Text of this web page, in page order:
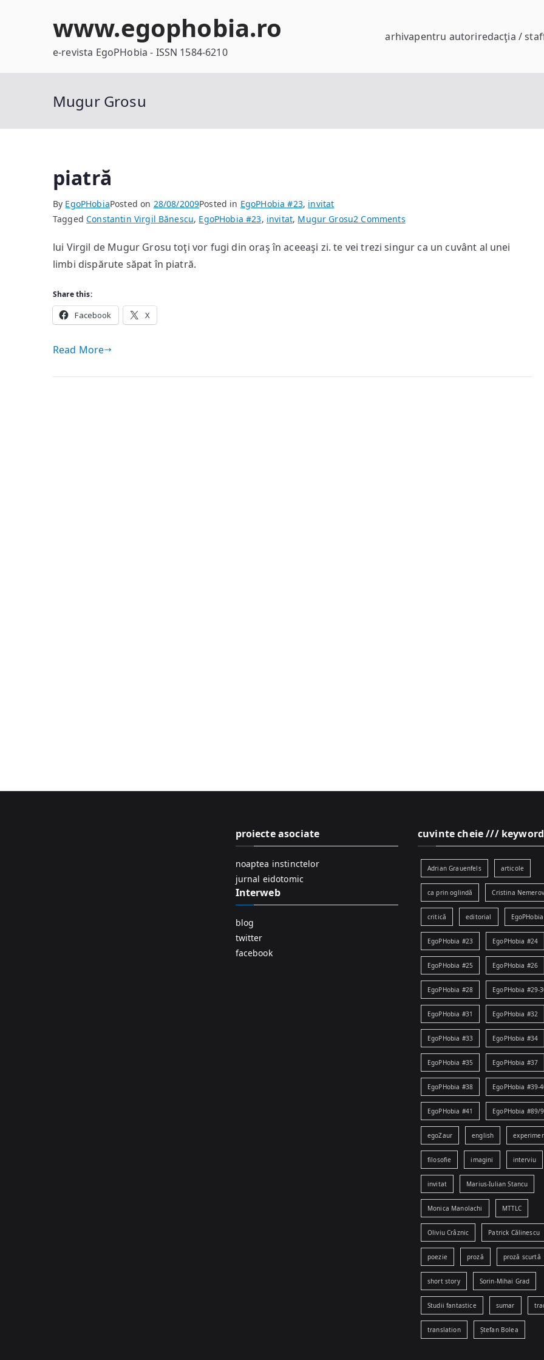
www.egophobia.ro
e-revista EgoPHobia - ISSN 1584-6210
arhivapentru autoriredacţia /
Mugur Grosu
piatră
By EgoPHobiaPosted on 28/08/2009Posted in EgoPHobia #23, invitat
TaggedConstantin Virgil Bănescu, EgoPHobia #23, invitat, Mugur Grosu2 Commentson
lui Virgil de Mugur Grosu toţi vor fugi din oraş în aceeaşi zi. te vei trezi singur ca un cuvânt al unei
limbi dispărute săpat în piatră.
Share this:
Facebook X
Read More
proiecte asociate
noaptea instinctelor
jurnal eidotomic
Interweb
blog
twitter
facebook
cuvinte cheie ///
Adrian Grauenfels articole
ca prin oglindă Cristina
critică editorial
EgoPHobia #23 EgoPHobia #24
EgoPHobia #25 EgoPHobia #26
EgoPHobia #28 EgoPHobia #29-
EgoPHobia #31 EgoPHobia #32
EgoPHobia #33 EgoPHobia #34
EgoPHobia #35 EgoPHobia #37
EgoPHobia #38 EgoPHobia #39-
EgoPHobia #41 EgoPHobia #89/
egoZaur english
filosofie imagini interviu
invitat Marius-Iulian Stancu
Monica Manolachi MTTLC
Oliviu Crâznic Patrick Călinescu
poezie proză proză scurtă
short story Sorin-Mihai Grad
Studii fantastice sumar
translation Ștefan Bolea